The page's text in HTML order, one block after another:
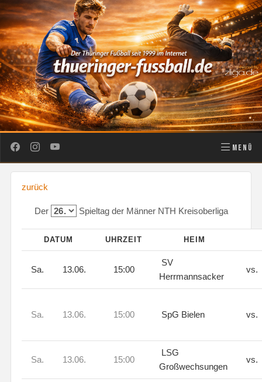
MENÜ
zurück
Der Spieltag der Männer NTH Kreisoberliga
DATUM UHRZEIT HEIM
Sa. 13.06. 15:00
SV
Herrmannsacker
vs.
Sa. 13.06. 15:00 SpG Bielen vs.
Sa. 13.06. 15:00
LSG
Großwechsungen
vs.